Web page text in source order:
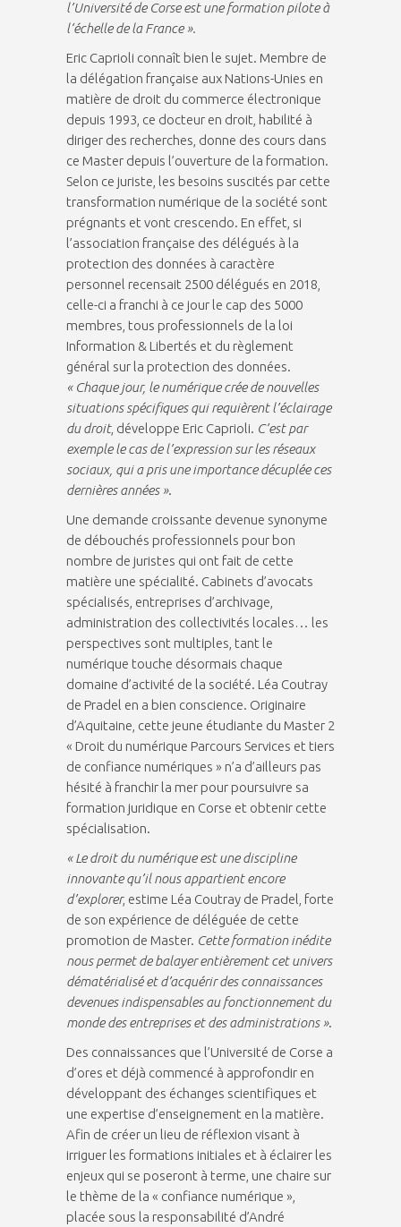
l’Université de Corse est une formation pilote à
l‘échelle de la France ».
Eric Caprioli connaît bien le sujet. Membre de
la délégation française aux Nations-Unies en
matière de droit du commerce électronique
depuis 1993, ce docteur en droit, habilité à
diriger des recherches, donne des cours dans
ce Master depuis l’ouverture de la formation.
Selon ce juriste, les besoins suscités par cette
transformation numérique de la société sont
prégnants et vont crescendo. En effet, si
l’association française des délégués à la
protection des données à caractère
personnel recensait 2500 délégués en 2018,
celle-ci a franchi à ce jour le cap des 5000
membres, tous professionnels de la loi
Information & Libertés et du règlement
général sur la protection des données.
« Chaque jour, le numérique crée de nouvelles
situations spécifiques qui requièrent l’éclairage
du droit, développe Eric Caprioli. C’est par
exemple le cas de l’expression sur les réseaux
sociaux, qui a pris une importance décuplée ces
dernières années ».
Une demande croissante devenue synonyme
de débouchés professionnels pour bon
nombre de juristes qui ont fait de cette
matière une spécialité. Cabinets d’avocats
spécialisés, entreprises d’archivage,
administration des collectivités locales… les
perspectives sont multiples, tant le
numérique touche désormais chaque
domaine d’activité de la société. Léa Coutray
de Pradel en a bien conscience. Originaire
d’Aquitaine, cette jeune étudiante du Master 2
« Droit du numérique Parcours Services et tiers
de confiance numériques » n’a d’ailleurs pas
hésité à franchir la mer pour poursuivre sa
formation juridique en Corse et obtenir cette
spécialisation.
« Le droit du numérique est une discipline
innovante qu’il nous appartient encore
d’explorer, estime Léa Coutray de Pradel, forte
de son expérience de déléguée de cette
promotion de Master. Cette formation inédite
nous permet de balayer entièrement cet univers
dématérialisé et d’acquérir des connaissances
devenues indispensables au fonctionnement du
monde des entreprises et des administrations ».
Des connaissances que l’Université de Corse a
d’ores et déjà commencé à approfondir en
développant des échanges scientifiques et
une expertise d’enseignement en la matière.
Afin de créer un lieu de réflexion visant à
irriguer les formations initiales et à éclairer les
enjeux qui se poseront à terme, une chaire sur
le thème de la « confiance numérique »,
placée sous la responsabilité d’André